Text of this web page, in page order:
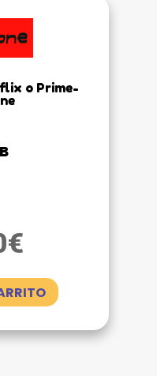
o Prime-
€